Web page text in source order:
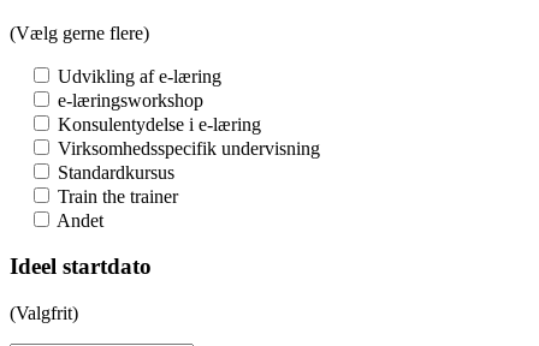
(Vælg gerne flere)
Udvikling af e-læring
e-læringsworkshop
Konsulentydelse i e-læring
Virksomhedsspecifik undervisning
Standardkursus
Train the trainer
Andet
Ideel startdato
(Valgfrit)